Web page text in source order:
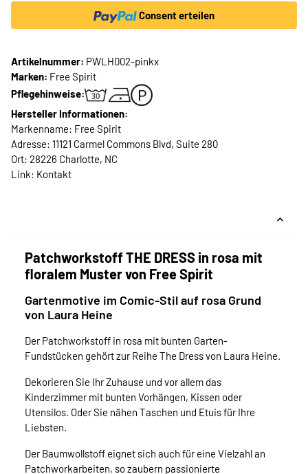
Consent erteilen
Artikelnummer: PWLH002-pinkx
Marken: Free Spirit
Pflegehinweise:
Hersteller Informationen:
Markenname: Free Spirit
Adresse: 11121 Carmel Commons Blvd, Suite 280
Ort: 28226 Charlotte, NC
Link: Kontakt
Patchworkstoff THE DRESS in rosa mit
floralem Muster von Free Spirit
Gartenmotive im Comic-Stil auf rosa Grund
von Laura Heine
Der Patchworkstoff in rosa mit bunten Garten-
Fundstücken gehört zur Reihe The Dress von Laura Heine.
Dekorieren Sie Ihr Zuhause und vor allem das
Kinderzimmer mit bunten Vorhängen, Kissen oder
Utensilos. Oder Sie nähen Taschen und Etuis für Ihre
Liebsten.
Der Baumwollstoff eignet sich auch für eine Vielzahl an
Patchworkarbeiten, so zaubern passionierte